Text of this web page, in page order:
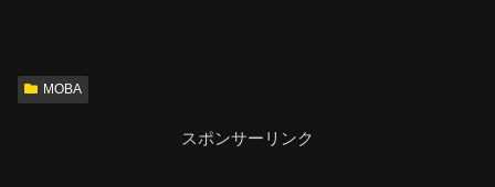
MOBA
スポンサーリンク